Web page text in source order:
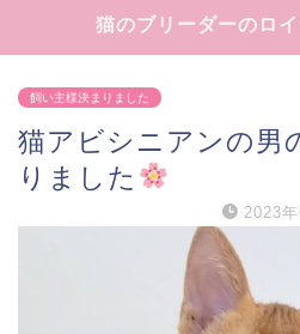
猫のブリーダーのロ
飼い主様決まりました
猫アビシニアンの男
りました
2023